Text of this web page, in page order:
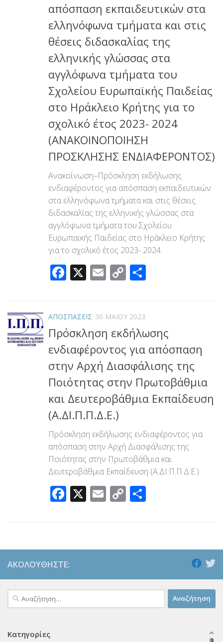
απόσπαση εκπαιδευτικών στα
ελληνόφωνα τμήματα και στις
θέσεις διδασκαλίας της
ελληνικής γλώσσας στα
αγγλόφωνα τμήματα του
Σχολείου Ευρωπαϊκής Παιδείας
στο Ηράκλειο Κρήτης για το
σχολικό έτος 2023- 2024
(ΑΝΑΚΟΙΝΟΠΟΙΗΣΗ
ΠΡΟΣΚΛΗΣΗΣ ΕΝΔΙΑΦΕΡΟΝΤΟΣ)
Ανακοίνωση–Πρόσκληση εκδήλωσης
ενδιαφέροντος για απόσπαση εκπαιδευτικών
στα ελληνόφωνα τμήματα και στις θέσεις
διδασκαλίας της ελληνικής γλώσσας στα
αγγλόφωνα τμήματα του Σχολείου
Ευρωπαϊκής Παιδείας στο Ηράκλειο Κρήτης
για το σχολικό έτος 2023- 2024
Facebook
X Email
Copy
ΑΠΟΣΠΑΣΕΙΣ 30 ΜΑΪ́ΟΥ 2023
Πρόσκληση εκδήλωσης
ενδιαφέροντος για απόσπαση
στην Αρχή Διασφάλισης της
Ποιότητας στην Πρωτοβάθμια
και Δευτεροβάθμια Εκπαίδευση
(Α.ΔΙ.Π.Π.Δ.Ε.)
Πρόσκληση εκδήλωσης ενδιαφέροντος για
απόσπαση στην Αρχή Διασφάλισης της
Ποιότητας στην Πρωτοβάθμια και
Δευτεροβάθμια Εκπαίδευση (Α.ΔΙ.Π.Π.Δ.Ε.)
Facebook
X Email
Copy
ΑΚΟΛΟΥΘΉΣΤΕ:
Αναζήτηση
για:
Κατηγορίες